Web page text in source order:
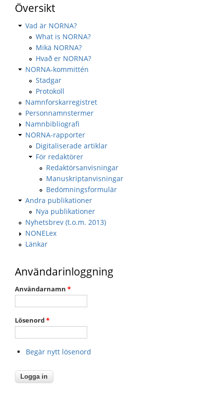
Översikt
Vad är NORNA?
What is NORNA?
Mikä NORNA?
Hvað er NORNA?
NORNA-kommittén
Stadgar
Protokoll
Namnforskarregistret
Personnamnstermer
Namnbibliografi
NORNA-rapporter
Digitaliserade artiklar
För redaktörer
Redaktörsanvisningar
Manuskriptanvisningar
Bedömningsformulär
Andra publikationer
Nya publikationer
Nyhetsbrev (t.o.m. 2013)
NONELex
Länkar
Användarinloggning
Användarnamn *
Lösenord*
Begär nytt lösenord